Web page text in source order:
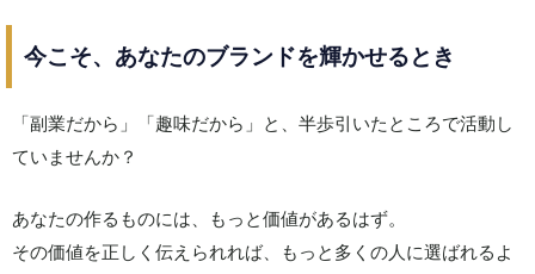
今こそ、あなたのブランドを輝かせるとき
「副業だから」「趣味だから」と、半歩引いたところで活動し
ていませんか？
あなたの作るものには、もっと価値があるはず。
その価値を正しく伝えられれば、もっと多くの人に選ばれるよ